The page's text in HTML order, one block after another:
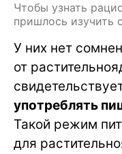
Чтобы узнать
пришлось изучить
У них нет
от
употреблять
Такой режим
для